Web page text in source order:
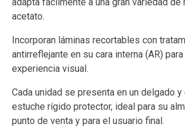
acetato.
Incorporan láminas recortables con
antirreflejante en su cara interna (AR)
experiencia visual.
Cada unidad se presenta en un delgado y
estuche rígido protector, ideal para su
punto de venta y para el usuario final.